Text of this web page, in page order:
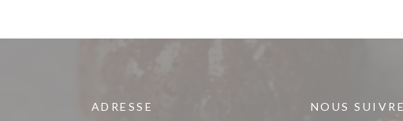
ADRESSE NOUS SUIVRE